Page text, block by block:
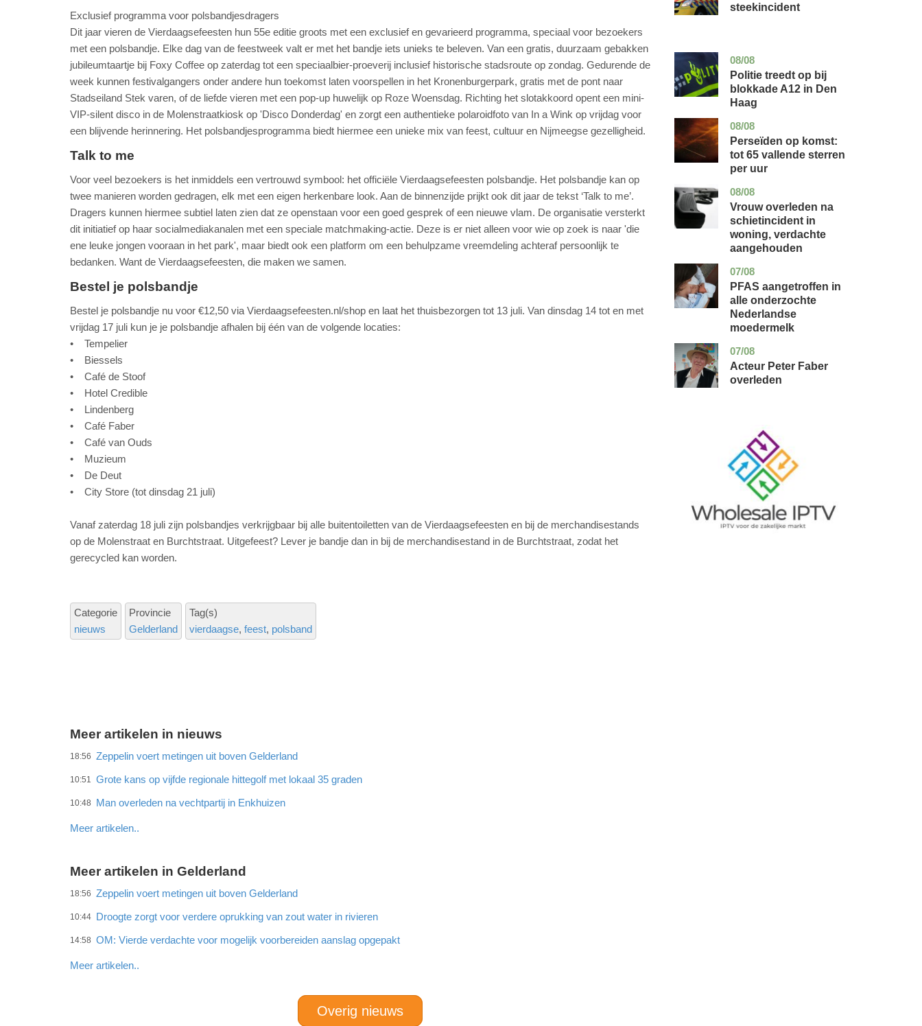
Exclusief programma voor polsbandjesdragers
Dit jaar vieren de Vierdaagsefeesten hun 55e editie groots met een exclusief en gevarieerd programma, speciaal voor bezoekers
met een polsbandje. Elke dag van de feestweek valt er met het bandje iets unieks te beleven. Van een gratis, duurzaam gebakken
jubileumtaartje bij Foxy Coffee op zaterdag tot een speciaalbier-proeverij inclusief historische stadsroute op zondag. Gedurende de
week kunnen festivalgangers onder andere hun toekomst laten voorspellen in het Kronenburgerpark, gratis met de pont naar
Stadseiland Stek varen, of de liefde vieren met een pop-up huwelijk op Roze Woensdag. Richting het slotakkoord opent een mini-
VIP-silent disco in de Molenstraatkiosk op 'Disco Donderdag' en zorgt een authentieke polaroidfoto van In a Wink op vrijdag voor
een blijvende herinnering. Het polsbandjesprogramma biedt hiermee een unieke mix van feest, cultuur en Nijmeegse gezelligheid.
Talk to me
Voor veel bezoekers is het inmiddels een vertrouwd symbool: het officiële Vierdaagsefeesten polsbandje. Het polsbandje kan op
twee manieren worden gedragen, elk met een eigen herkenbare look. Aan de binnenzijde prijkt ook dit jaar de tekst ‘Talk to me’.
Dragers kunnen hiermee subtiel laten zien dat ze openstaan voor een goed gesprek of een nieuwe vlam. De organisatie versterkt
dit initiatief op haar socialmediakanalen met een speciale matchmaking-actie. Deze is er niet alleen voor wie op zoek is naar 'die
ene leuke jongen vooraan in het park', maar biedt ook een platform om een behulpzame vreemdeling achteraf persoonlijk te
bedanken. Want de Vierdaagsefeesten, die maken we samen.
Bestel je polsbandje
Bestel je polsbandje nu voor €12,50 via Vierdaagsefeesten.nl/shop en laat het thuisbezorgen tot 13 juli. Van dinsdag 14 tot en met
vrijdag 17 juli kun je je polsbandje afhalen bij één van de volgende locaties:
• Tempelier
• Biessels
• Café de Stoof
• Hotel Credible
• Lindenberg
• Café Faber
• Café van Ouds
• Muzieum
• De Deut
• City Store (tot dinsdag 21 juli)
Vanaf zaterdag 18 juli zijn polsbandjes verkrijgbaar bij alle buitentoiletten van de Vierdaagsefeesten en bij de merchandisestands
op de Molenstraat en Burchtstraat. Uitgefeest? Lever je bandje dan in bij de merchandisestand in de Burchtstraat, zodat het
gerecycled kan worden.
Categorie
nieuws
Provincie
Gelderland
Tag(s)
vierdaagse feest polsband
Meer artikelen in nieuws
18:56 Zeppelin voert metingen uit boven Gelderland
10:51 Grote kans op vijfde regionale hittegolf met lokaal 35 graden
10:48 Man overleden na vechtpartij in Enkhuizen
Meer artikelen..
Meer artikelen in Gelderland
18:56 Zeppelin voert metingen uit boven Gelderland
10:44 Droogte zorgt voor verdere oprukking van zout water in rivieren
14:58 OM: Vierde verdachte voor mogelijk voorbereiden aanslag opgepakt
Meer artikelen..
Overig nieuws
steekincident
08/08
zuid-
holland
nieuws
Politie treedt op bij
blokkade A12 in Den
Haag
08/08
utrecht
nieuws
Perseïden op komst:
tot 65 vallende sterren
per uur
08/08
zuid-
holland
nieuws
Vrouw overleden na
schietincident in
woning, verdachte
aangehouden
07/08
utrecht
gezondheid
PFAS aangetroffen in
alle onderzochte
Nederlandse
moedermelk
07/08
noord-
holland
glossy
Acteur Peter Faber
overleden